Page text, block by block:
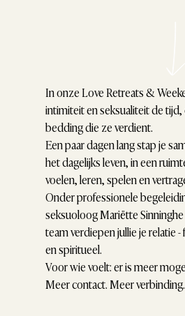
In onze Love Retreats &
intimiteit en seksualiteit de tijd,
bedding die ze verdient.
Een paar dagen lang stap je
het dagelijks leven, in een
voelen, leren, spelen en
Onder professionele
seksuoloog Mariëtte
team verdiepen jullie je relatie
en spiritueel.
Voor wie voelt: er is meer
Meer contact. Meer verbinding.